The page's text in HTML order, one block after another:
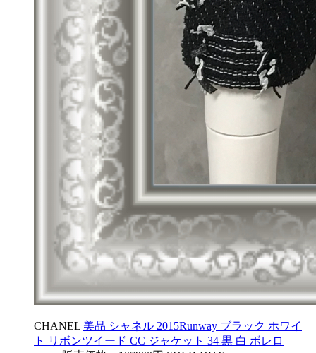
CHANEL 美品 シャネル 2015Runway ブラック ホワイ
ト リボンツイード CC ジャケット 34 黒 白 ボレロ